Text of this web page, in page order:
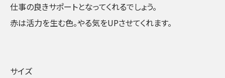
仕事の良きサポートとなってくれるでしょう。
赤は活力を生む色。やる気をUPさせてくれます。
サイズ